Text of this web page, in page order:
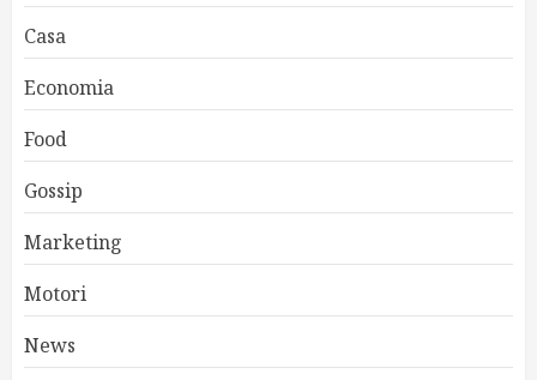
Casa
Economia
Food
Gossip
Marketing
Motori
News